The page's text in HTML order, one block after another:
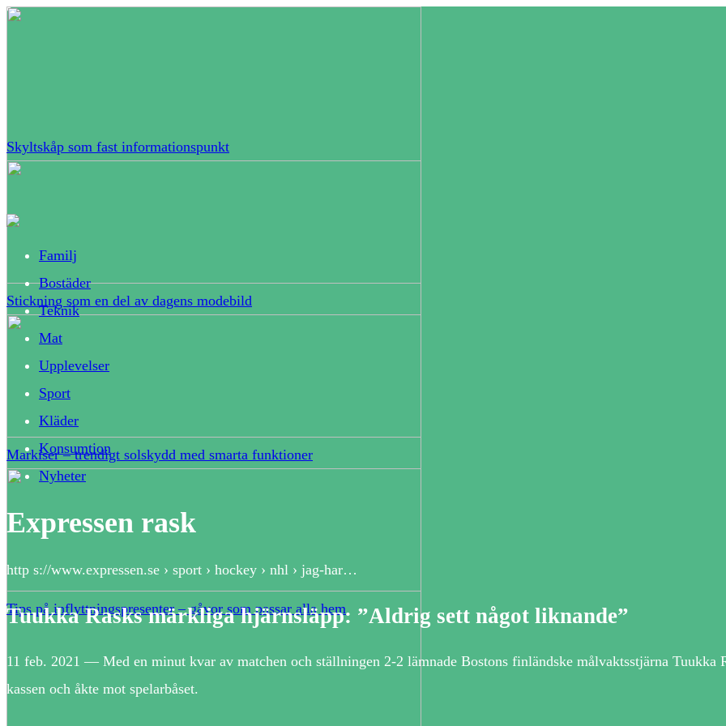
Skyltskåp som fast informationspunkt
Stickning som en del av dagens modebild
Markiser – trendigt solskydd med smarta funktioner
Tips på inflyttningspresenter – gåvor som passar alla hem
Familj
Bostäder
Teknik
Mat
Upplevelser
Sport
Kläder
Konsumtion
Nyheter
Expressen rask
http s://www.expressen.se › sport › hockey › nhl › jag-har…
Tuukka Rasks märkliga hjärnsläpp: ”Aldrig sett något liknande”
11 feb. 2021 — Med en minut kvar av matchen och ställningen 2-2 lämnade Bostons finländske målvaktsstjärna Tuukka
kassen och åkte mot spelarbåset.